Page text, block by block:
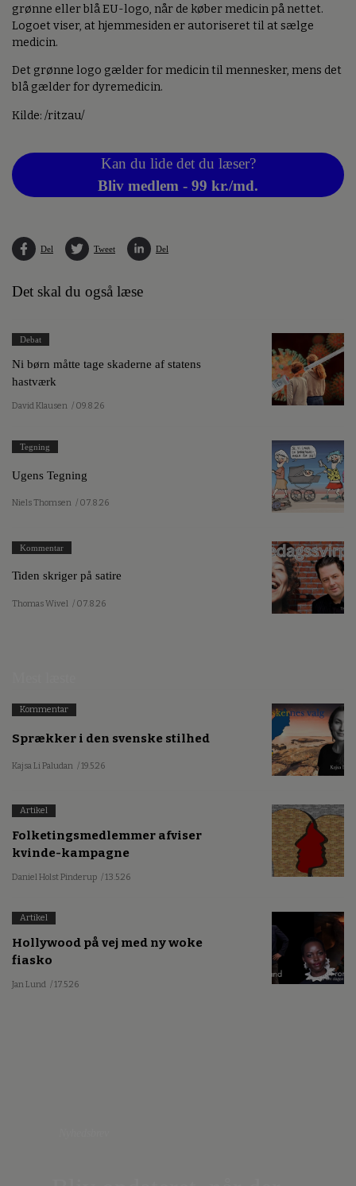
grønne eller blå EU-logo, når de køber medicin på nettet.
Logoet viser, at hjemmesiden er autoriseret til at sælge
medicin.
Det grønne logo gælder for medicin til mennesker, mens det
blå gælder for dyremedicin.
Kilde: /ritzau/
Kan du lide det du læser?
Bliv medlem - 99 kr./md.
Del Tweet Del
Det skal du også læse
Debat
Ni børn måtte tage skaderne af statens
hastværk
David Klausen / 09.8.26
Tegning
Ugens Tegning
Niels Thomsen / 07.8.26
Kommentar
Tiden skriger på satire
Thomas Wivel / 07.8.26
Kommentar
Sprækker i den svenske stilhed
Kajsa Li Paludan / 19.5.26
Artikel
Folketingsmedlemmer afviser
kvinde-kampagne
Daniel Holst Pinderup / 13.5.26
Artikel
Hollywood på vej med ny woke
fiasko
Jan Lund / 17.5.26